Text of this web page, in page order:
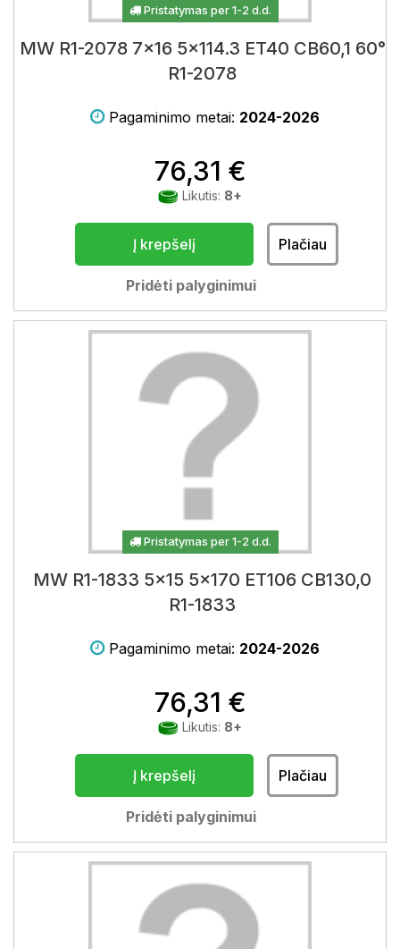
Pristatymas per 1-2 d.d.
MW R1-2078 7x16 5x114.3 ET40 CB60,1 60°
R1-2078
Pagaminimo metai: 2024-2026
76,31 €
Likutis: 8+
Į krepšelį Plačiau
Pridėti palyginimui
Pristatymas per 1-2 d.d.
MW R1-1833 5x15 5x170 ET106 CB130,0
R1-1833
Pagaminimo metai: 2024-2026
76,31 €
Likutis: 8+
Į krepšelį Plačiau
Pridėti palyginimui